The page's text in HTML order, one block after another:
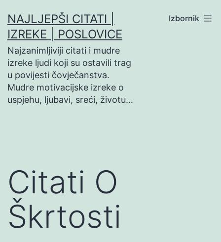
na
sadržaj
NAJLJEPŠI CITATI |
IZREKE | POSLOVICE
Najzanimljiviji citati i mudre
izreke ljudi koji su ostavili trag
u povijesti čovječanstva.
Mudre motivacijske izreke o
uspjehu, ljubavi, sreći, životu…
Izbornik
Citati O
Škrtosti